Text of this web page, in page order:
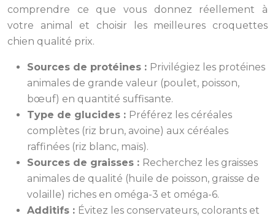
comprendre ce que vous donnez réellement à
votre animal et choisir les meilleures croquettes
chien qualité prix.
Sources de protéines : Privilégiez les protéines
animales de grande valeur (poulet, poisson,
bœuf) en quantité suffisante.
Type de glucides : Préférez les céréales
complètes (riz brun, avoine) aux céréales
raffinées (riz blanc, maïs).
Sources de graisses : Recherchez les graisses
animales de qualité (huile de poisson, graisse de
volaille) riches en oméga-3 et oméga-6.
Additifs : Évitez les conservateurs, colorants et